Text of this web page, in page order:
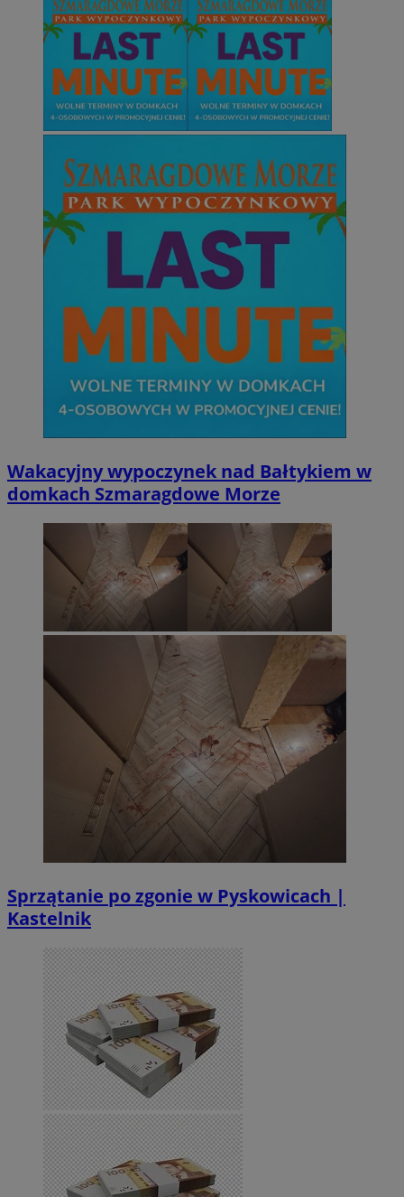
Wakacyjny wypoczynek nad Bałtykiem w
domkach Szmaragdowe Morze
Sprzątanie po zgonie w Pyskowicach |
Kastelnik